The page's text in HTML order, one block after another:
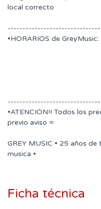
local correcto
•HORARIOS de GreyMusic:
•ATENCIÓN!! Todos los
previo aviso =
GREY MUSIC • 25 años
musica •
Ficha técnica